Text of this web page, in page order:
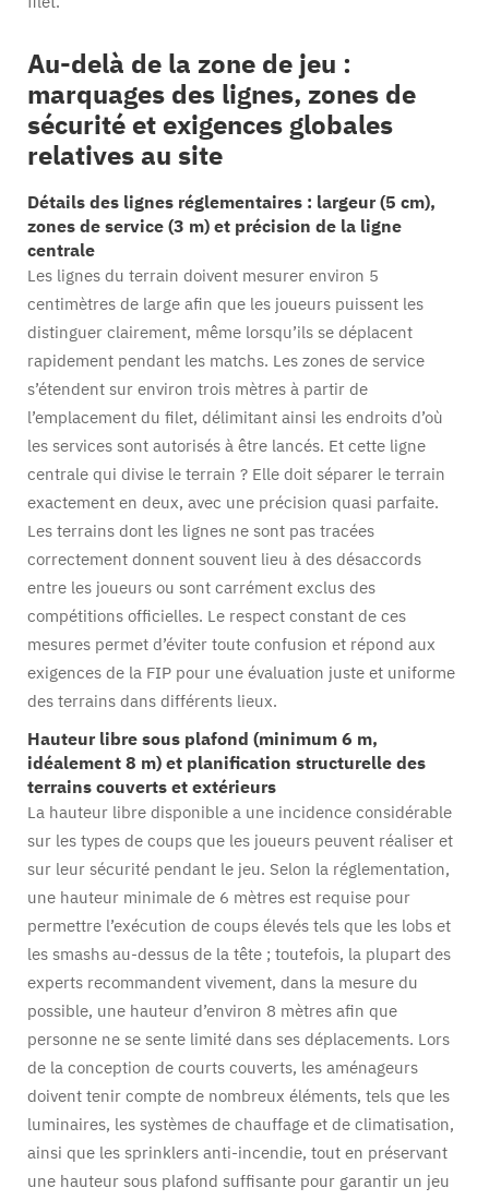
Au-delà de la zone de jeu :
marquages des lignes, zones de
sécurité et exigences globales
relatives au site
Détails des lignes réglementaires : largeur (5 cm),
zones de service (3 m) et précision de la ligne
centrale
Les lignes du terrain doivent mesurer environ 5
centimètres de large afin que les joueurs puissent les
distinguer clairement, même lorsqu’ils se déplacent
rapidement pendant les matchs. Les zones de service
s’étendent sur environ trois mètres à partir de
l’emplacement du filet, délimitant ainsi les endroits d’où
les services sont autorisés à être lancés. Et cette ligne
centrale qui divise le terrain ? Elle doit séparer le terrain
exactement en deux, avec une précision quasi parfaite.
Les terrains dont les lignes ne sont pas tracées
correctement donnent souvent lieu à des désaccords
entre les joueurs ou sont carrément exclus des
compétitions officielles. Le respect constant de ces
mesures permet d’éviter toute confusion et répond aux
exigences de la FIP pour une évaluation juste et uniforme
des terrains dans différents lieux.
Hauteur libre sous plafond (minimum 6 m,
idéalement 8 m) et planification structurelle des
terrains couverts et extérieurs
La hauteur libre disponible a une incidence considérable
sur les types de coups que les joueurs peuvent réaliser et
sur leur sécurité pendant le jeu. Selon la réglementation,
une hauteur minimale de 6 mètres est requise pour
permettre l’exécution de coups élevés tels que les lobs et
les smashs au-dessus de la tête ; toutefois, la plupart des
experts recommandent vivement, dans la mesure du
possible, une hauteur d’environ 8 mètres afin que
personne ne se sente limité dans ses déplacements. Lors
de la conception de courts couverts, les aménageurs
doivent tenir compte de nombreux éléments, tels que les
luminaires, les systèmes de chauffage et de climatisation,
ainsi que les sprinklers anti-incendie, tout en préservant
une hauteur sous plafond suffisante pour garantir un jeu